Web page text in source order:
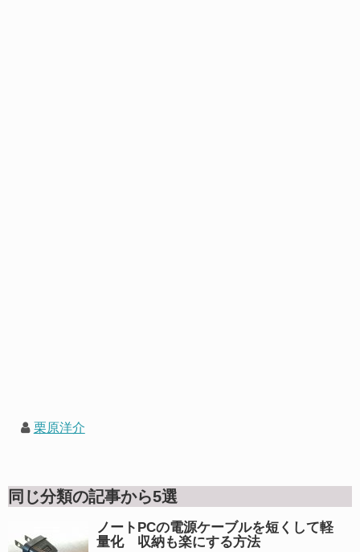
栗原洋介
同じ分類の記事から5選
ノートPCの電源ケーブルを短くして軽
量化 収納も楽にする方法